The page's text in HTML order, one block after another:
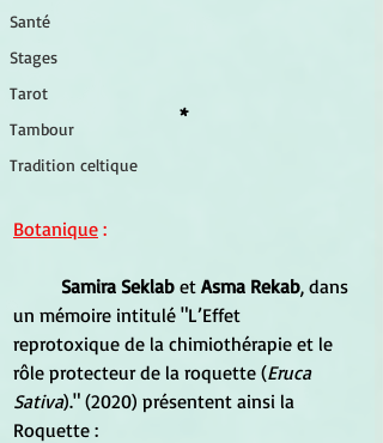
Santé
Stages
Tarot
Tambour
Tradition celtique
*
Botanique :
Samira Seklab et Asma Rekab, dans
un mémoire intitulé "L’Effet
reprotoxique de la chimiothérapie et le
rôle protecteur de la roquette (Eruca
Sativa)." (2020) présentent ainsi la
Roquette :